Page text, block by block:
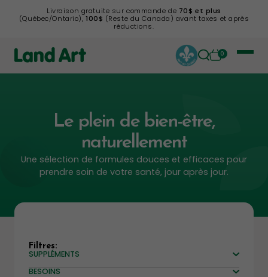
Livraison gratuite sur commande de 70$ et plus
(Québec/Ontario), 100$ (Reste du Canada) avant taxes et après
réductions.
0
Le plein de bien-être,
naturellement
Une sélection de formules douces et efficaces pour
prendre soin de votre santé, jour après jour.
Filtres:
SUPPLÉMENTS
BESOINS